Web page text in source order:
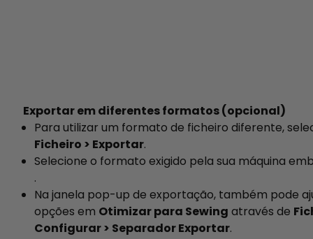
Exportar em diferentes formatos (opcional)
Para utilizar um formato de ficheiro diferente,
Ficheiro > Exportar.
Selecione o formato exigido pela sua máquina
.
Na janela pop-up de exportação, também pode
opções em Otimizar para Sewing através de
Configurar > Separador Exportar.